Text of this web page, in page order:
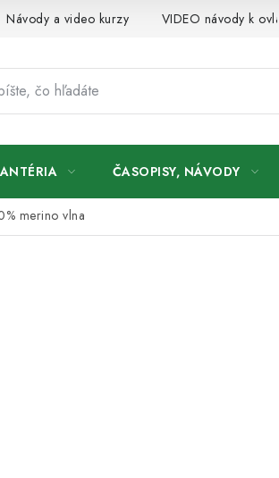
Návody a video kurzy VIDEO návody k
ČASOPISY, NÁVODY
merino vlna